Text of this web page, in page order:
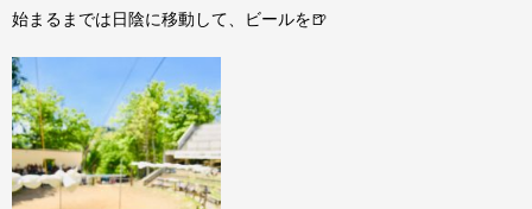
始まるまでは日陰に移動して、ビールを🍺